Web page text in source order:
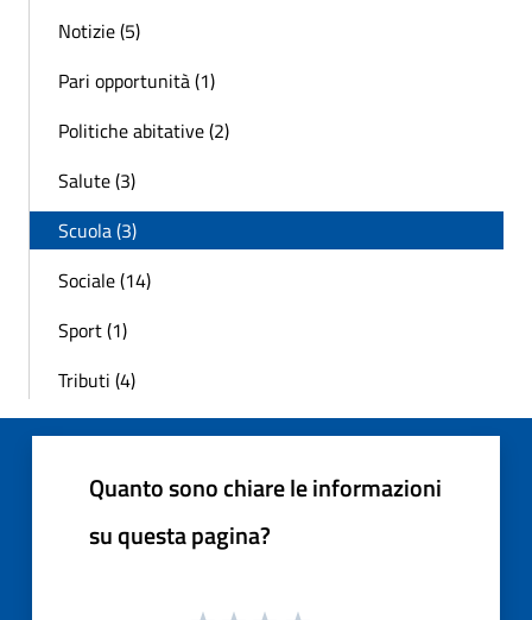
Notizie (5)
Pari opportunità (1)
Politiche abitative (2)
Salute (3)
Scuola (3)
Sociale (14)
Sport (1)
Tributi (4)
Quanto sono chiare le informazioni
su questa pagina?